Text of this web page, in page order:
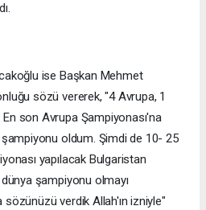
ise Başkan Mehmet
sözü vererek, "4 Avrupa, 1
son Avrupa Şampiyonası'na
şampiyonu oldum. Şimdi de 10- 25
yapılacak Bulgaristan
şampiyonu olmayı
sözünüzü verdik Allah'ın izniyle"